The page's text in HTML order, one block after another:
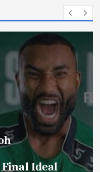
Bisa
Ngeri …!